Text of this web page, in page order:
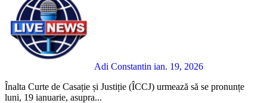
Adi Constantin ian. 19, 2026
Înalta Curte de Casație și Justiție (ÎCCJ) urmează să se pronunțe
luni, 19 ianuarie, asupra...